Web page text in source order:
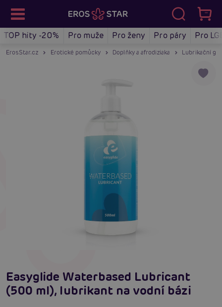
TOP hity -20% Pro muže Pro ženy Pro páry Pro
ErosStar.cz Erotické pomůcky Doplňky a afrodiziaka Lubrikační
Easyglide Waterbased Lubricant
(500 ml), lubrikant na vodní bázi